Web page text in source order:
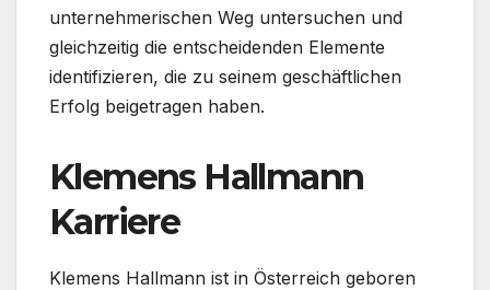
unternehmerischen Weg untersuchen und
gleichzeitig die entscheidenden Elemente
identifizieren, die zu seinem geschäftlichen
Erfolg beigetragen haben.
Klemens Hallmann
Karriere
Klemens Hallmann ist in Österreich geboren